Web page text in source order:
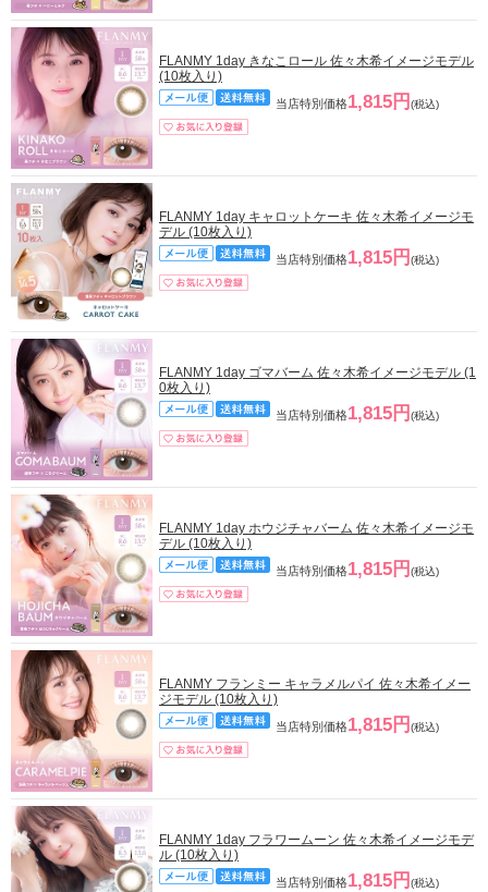
FLANMY 1day きなこロール 佐々木希イメージモデル
(10枚入り)
当店特別価格1,815円 (税込)
FLANMY 1day キャロットケーキ 佐々木希イメージモ
デル (10枚入り)
当店特別価格1,815円 (税込)
FLANMY 1day ゴマバーム 佐々木希イメージモデル (1
0枚入り)
当店特別価格1,815円 (税込)
FLANMY 1day ホウジチャバーム 佐々木希イメージモ
デル (10枚入り)
当店特別価格1,815円 (税込)
FLANMY フランミー キャラメルパイ 佐々木希イメー
ジモデル (10枚入り)
当店特別価格1,815円 (税込)
FLANMY 1day フラワームーン 佐々木希イメージモデ
ル (10枚入り)
当店特別価格1,815円 (税込)